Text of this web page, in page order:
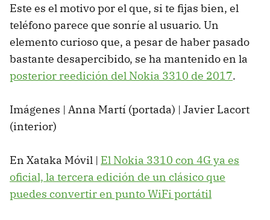
Este es el motivo por el que, si te fijas bien, el
teléfono parece que sonríe al usuario. Un
elemento curioso que, a pesar de haber pasado
bastante desapercibido, se ha mantenido en la
posterior reedición del Nokia 3310 de 2017.
Imágenes | Anna Martí (portada) | Javier Lacort
(interior)
En Xataka Móvil | El Nokia 3310 con 4G ya es
oficial, la tercera edición de un clásico que
puedes convertir en punto WiFi portátil